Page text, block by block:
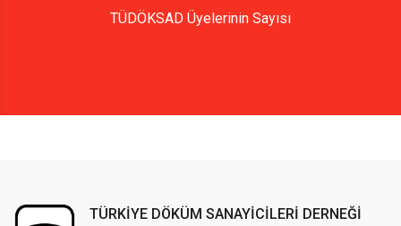
TÜDÖKSAD Üyelerinin Sayısı
TÜRKİYE DÖKÜM SANAYİCİLERİ DERNEĞİ